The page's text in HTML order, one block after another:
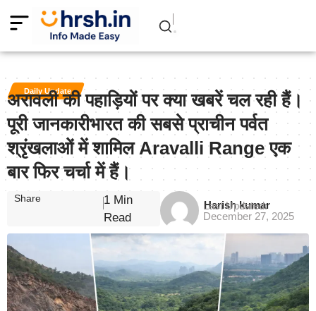
Daily Update
अरावली की पहाड़ियों पर क्या खबरें चल रही हैं।
पूरी जानकारीभारत की सबसे प्राचीन पर्वत
श्रृंखलाओं में शामिल Aravalli Range एक
बार फिर चर्चा में हैं।
Harish kumar
Last Updated:
December 27, 2025
Share
1 Min
Read